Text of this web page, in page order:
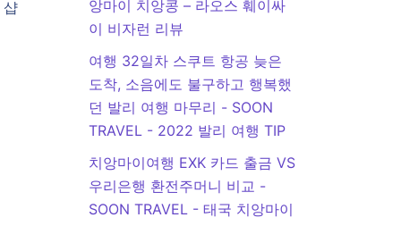
샵
앙마이 치앙콩 – 라오스 훼이싸
이 비자런 리뷰
여행 32일차 스쿠트 항공 늦은
도착, 소음에도 불구하고 행복했
던 발리 여행 마무리 - SOON
TRAVEL- 2022 발리 여행 TIP
치앙마이여행 EXK 카드 출금 VS
우리은행 환전주머니 비교 -
SOON TRAVEL- 태국 치앙마이